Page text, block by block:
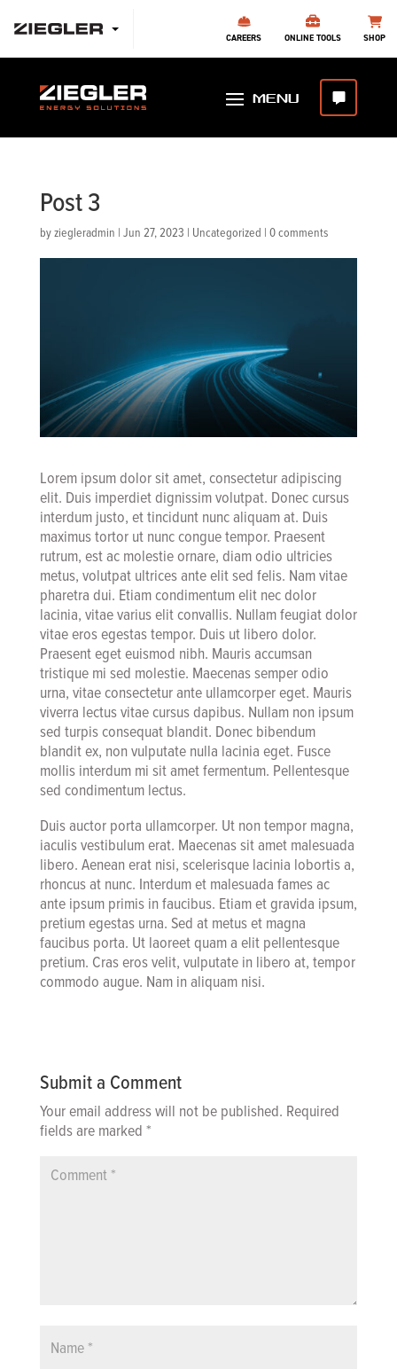
CAREERS ONLINE TOOLS SHOP
Post 3
byziegleradmin | Jun 27, 2023 | Uncategorized | 0 comments
Lorem ipsum dolor sit amet, consectetur adipiscing
elit. Duis imperdiet dignissim volutpat. Donec cursus
interdum justo, et tincidunt nunc aliquam at. Duis
maximus tortor ut nunc congue tempor. Praesent
rutrum, est ac molestie ornare, diam odio ultricies
metus, volutpat ultrices ante elit sed felis. Nam vitae
pharetra dui. Etiam condimentum elit nec dolor
lacinia, vitae varius elit convallis. Nullam feugiat dolor
vitae eros egestas tempor. Duis ut libero dolor.
Praesent eget euismod nibh. Mauris accumsan
tristique mi sed molestie. Maecenas semper odio
urna, vitae consectetur ante ullamcorper eget. Mauris
viverra lectus vitae cursus dapibus. Nullam non ipsum
sed turpis consequat blandit. Donec bibendum
blandit ex, non vulputate nulla lacinia eget. Fusce
mollis interdum mi sit amet fermentum. Pellentesque
sed condimentum lectus.
Duis auctor porta ullamcorper. Ut non tempor magna,
iaculis vestibulum erat. Maecenas sit amet malesuada
libero. Aenean erat nisi, scelerisque lacinia lobortis a,
rhoncus at nunc. Interdum et malesuada fames ac
ante ipsum primis in faucibus. Etiam et gravida ipsum,
pretium egestas urna. Sed at metus et magna
faucibus porta. Ut laoreet quam a elit pellentesque
pretium. Cras eros velit, vulputate in libero at, tempor
commodo augue. Nam in aliquam nisi.
Submit a Comment
Your email address will not be published. Required
fields are marked *